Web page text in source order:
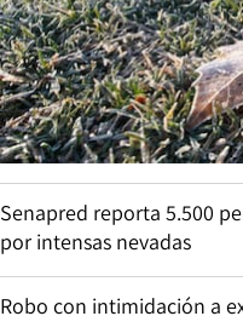
Senapred reporta 5.500
por intensas nevadas
Robo con intimidación a